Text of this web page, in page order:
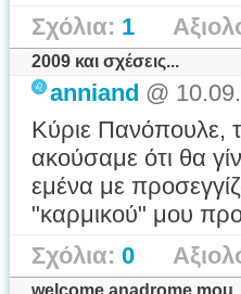
Σχόλια: 1
2009 και σχέσεις...
anniand @
Κύριε Πανόπουλε,
ακούσαμε ότι θα
εμένα με
"καρμικού" μου
Σχόλια: 0
welcome anadrome mou